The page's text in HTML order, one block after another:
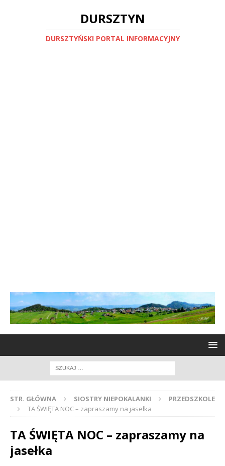
DURSZTYN
DURSZTYŃSKI PORTAL INFORMACYJNY
STR. GŁÓWNA SIOSTRY NIEPOKALANKI
PRZEDSZKOLE
TA ŚWIĘTA NOC – zapraszamy na jasełka
TA ŚWIĘTA NOC – zapraszamy na
jasełka